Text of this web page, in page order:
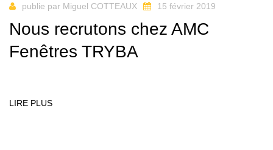
publie par Miguel COTTEAUX 15 février 2019
Nous recrutons chez AMC
Fenêtres TRYBA
LIRE PLUS